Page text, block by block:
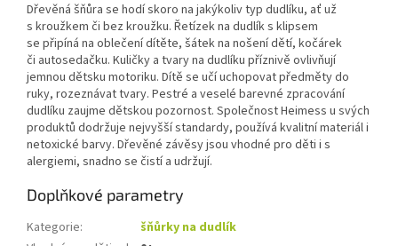
Dřevěná šňůra se hodí skoro na jakýkoliv typ dudlíku, ať už
s kroužkem či bez kroužku. Řetízek na dudlík s klipsem
se připíná na oblečení dítěte, šátek na nošení dětí, kočárek
či autosedačku. Kuličky a tvary na dudlíku příznivě ovlivňují
jemnou dětsku motoriku. Dítě se učí uchopovat předměty do
ruky, rozeznávat tvary. Pestré a veselé barevné zpracování
dudlíku zaujme dětskou pozornost. Společnost Heimess u svých
produktů dodržuje nejvyšší standardy, používá kvalitní materiál i
netoxické barvy. Dřevěné závěsy jsou vhodné pro děti i s
alergiemi, snadno se čistí a udržují.
Doplňkové parametry
Kategorie:
šňůrky na dudlík